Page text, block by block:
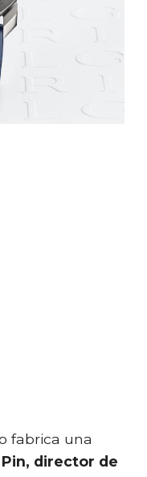
fabrica una
director de